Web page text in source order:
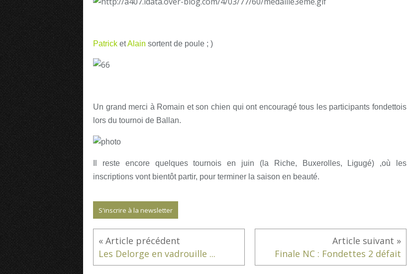
Patrick etAlain sortent de poule ; )
Un grand merci à Romain et son chien qui ont encouragé tous les participants fondettois
lors du tournoi de Ballan.
Il reste encore quelques tournois en juin (la Riche, Buxerolles, Ligugé) ,où les
inscriptions vont bientôt partir, pour terminer la saison en beauté.
S'inscrire à la newsletter
Les Delorge en vadrouille ... Finale NC : Fondettes 2 défait